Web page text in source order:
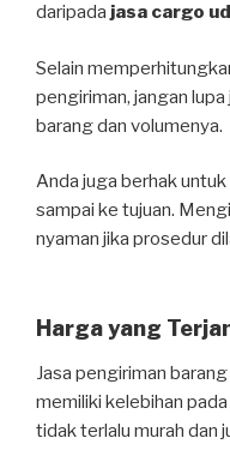
daripada jasa cargo
Selain
pengiriman, jangan
barang dan volumenya.
Anda juga berhak
sampai ke tujuan.
nyaman jika prosedur
Harga yang
Jasa pengiriman
memiliki kelebihan
tidak terlalu murah dan